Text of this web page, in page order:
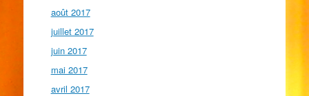
août 2017
juillet 2017
juin 2017
mai 2017
avril 2017